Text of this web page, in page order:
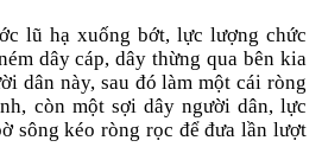
lũ hạ xuống bớt, lực lượng chức
dây cáp, dây thừng qua bên kia
dân này, sau đó làm một cái ròng
còn một sợi dây người dân, lực
sông kéo ròng rọc để đưa lần lượt